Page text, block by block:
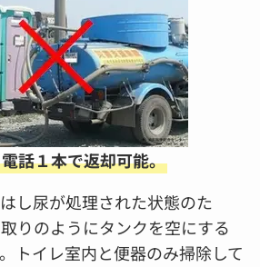
話１本で返却可能。
し尿が処理された状態のた
りのようにタンクを空にする
トイレ室内と便器のみ掃除して